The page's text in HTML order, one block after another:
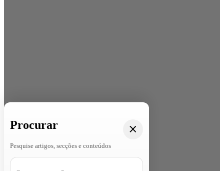
Procurar
Pesquise artigos, secções e conteúdos